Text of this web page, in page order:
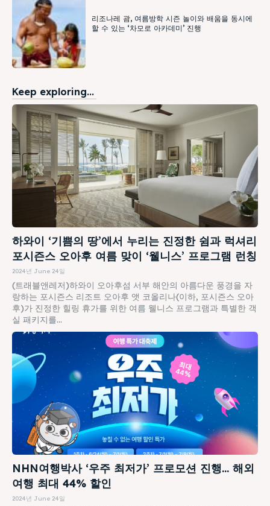
리조나레 괌, 여름방학 시즌 놀이와 배움을 동시에
할 수 있는 ‘차모로 아카데미’ 진행
Keep exploring...
하와이 ‘기쁨의 땅’에서 누리는 진정한 쉼과 럭셔리
포시즌스 오아후 여름 맞이 ‘웰니스’ 프로그램 런칭
2024년 June 24일
(트래블앤레저)하와이 오아후섬 서부 해안의 아름다운 풍경을 자
랑하는 포시즌스 리조트 오아후 앳 코올리나(이하, 포시즌스 오아
후)가 진정한 힐링 휴가를 위한 여름 웰니스 프로그램과 특별한 객
실 패키지를...
NHN여행박사 ‘우주 최저가’ 프로모션 진행… 해외
여행 최대 44% 할인
2024년 June 24일